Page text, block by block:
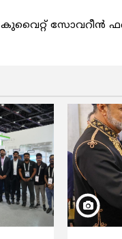
കുവൈറ്റ് സോവറീന്‍